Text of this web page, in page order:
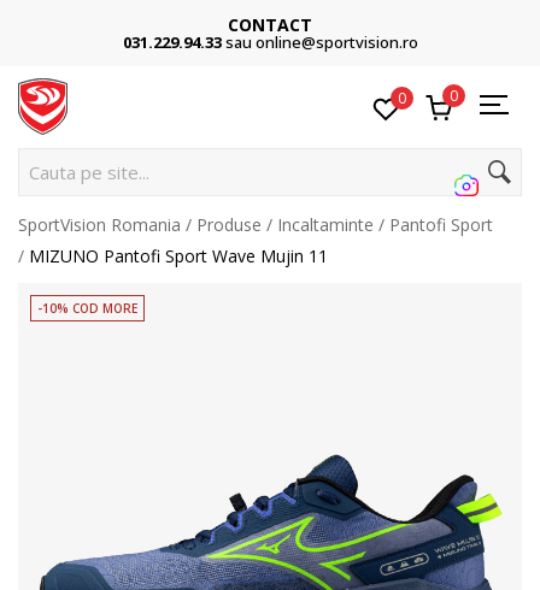
CONTACT
031.229.94.33sau online@sportvision.ro
0 0
Cauta pe site...
SportVision Romania Produse Incaltaminte
Pantofi Sport
MIZUNO Pantofi Sport Wave Mujin 11
-10% COD MORE